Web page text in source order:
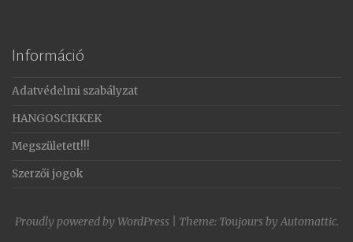
Információ
Adatvédelmi szabályzat
HANGOSCIKKEK
Megszületett!!!
Szerzői jogok
Proudly powered by WordPress Theme: Toujours byAutomattic.